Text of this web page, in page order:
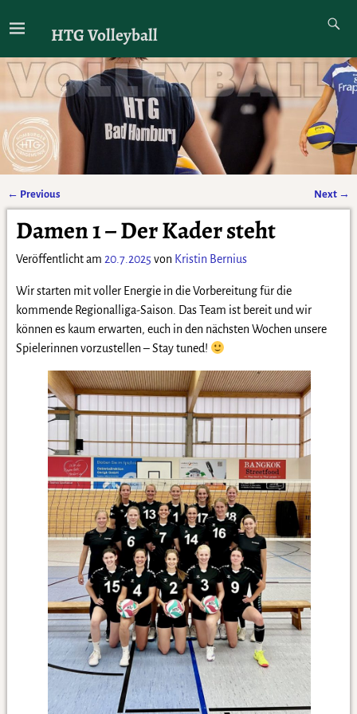
HTG Volleyball
Artikelnavigation
← Previous Next →
Damen 1 – Der Kader steht
Veröffentlicht am 20.7.2025 von Kristin Bernius
Wir starten mit voller Energie in die Vorbereitung für die
kommende Regionalliga-Saison. Das Team ist bereit und wir
können es kaum erwarten, euch in den nächsten Wochen unsere
Spielerinnen vorzustellen – Stay tuned!